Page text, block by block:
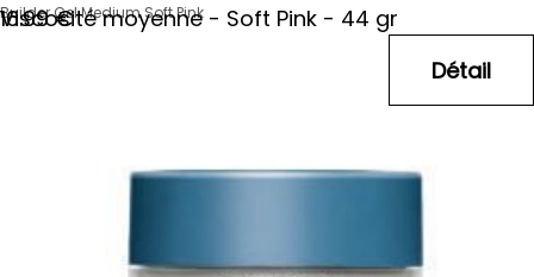
Builder Gel Medium Soft Pink
Viscosité moyenne - Soft Pink - 44 gr
16.99 €